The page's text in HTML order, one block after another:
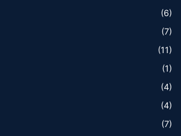
(6)
(7)
(11)
(1)
(4)
(4)
(7)